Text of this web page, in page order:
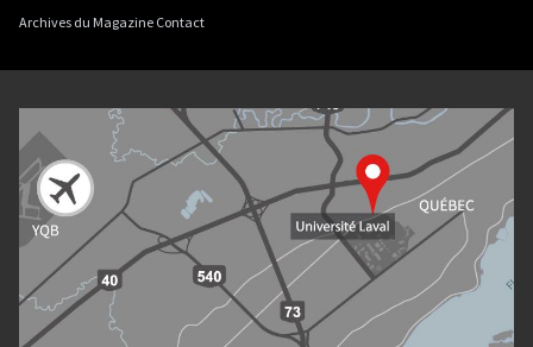
Archives du Magazine Contact